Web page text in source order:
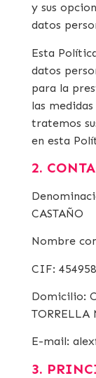
y sus
datos
Esta
datos
para la
las
tratemos
en esta
2.
CASTAÑO
Nombre
CIF:
Domicilio:
TORRELLA
E-mail:
3.